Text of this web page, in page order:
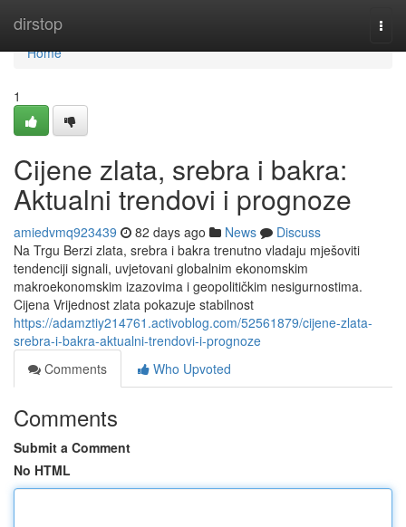
dirstop
Home
Home
1
Cijene zlata, srebra i bakra:
Aktualni trendovi i prognoze
amiedvmq923439 82 days ago News
Discuss
Na Trgu Berzi zlata, srebra i bakra trenutno vladaju mješoviti
tendenciji signali, uvjetovani globalnim ekonomskim
makroekonomskim izazovima i geopolitičkim nesigurnostima.
Cijena Vrijednost zlata pokazuje stabilnost
https://adamztiy214761.activoblog.com/52561879/cijene-zlata-
srebra-i-bakra-aktualni-trendovi-i-prognoze
Comments
Who Upvoted
Comments
Submit a Comment
No HTML